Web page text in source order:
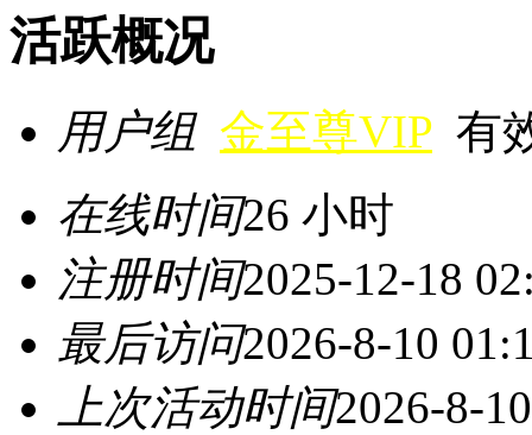
活跃概况
用户组 金至尊VIP 有
在线时间26 小时
注册时间2025-12-18
最后访问2026-8-10
上次活动时间2026-8-